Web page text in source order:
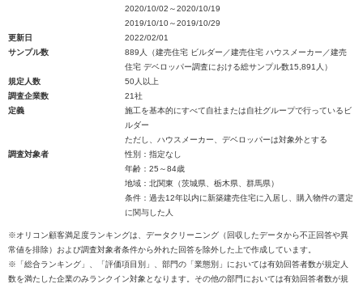
2020/10/02～2020/10/19
2019/10/10～2019/10/29
更新日
2022/02/01
サンプル数
889人（建売住宅 ビルダー／建売住宅 ハウスメーカー／建売
住宅 デベロッパー調査における総サンプル数15,891人）
規定人数
50人以上
調査企業数
21社
定義
施工を基本的にすべて自社または自社グループで行っているビ
ルダー
ただし、ハウスメーカー、デベロッパーは対象外とする
調査対象者
性別：指定なし
年齢：25～84歳
地域：北関東（茨城県、栃木県、群馬県）
条件：過去12年以内に新築建売住宅に入居し、購入物件の選定
に関与した人
※オリコン顧客満足度ランキングは、データクリーニング（回収したデータから不正回答や異
常値を排除）および調査対象者条件から外れた回答を除外した上で作成しています。
※「総合ランキング」、「評価項目別」、部門の「業態別」においては有効回答者数が規定人
数を満たした企業のみランクイン対象となります。その他の部門においては有効回答者数が規